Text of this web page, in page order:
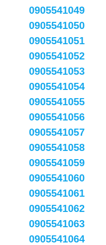
0905541049
0905541050
0905541051
0905541052
0905541053
0905541054
0905541055
0905541056
0905541057
0905541058
0905541059
0905541060
0905541061
0905541062
0905541063
0905541064